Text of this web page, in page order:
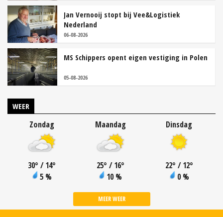
Jan Vernooij stopt bij Vee&Logistiek
Nederland
06-08-2026
MS Schippers opent eigen vestiging in Polen
05-08-2026
WEER
Zondag
30° / 14°
5 %
Maandag
25° / 16°
10 %
Dinsdag
22° / 12°
0 %
MEER WEER